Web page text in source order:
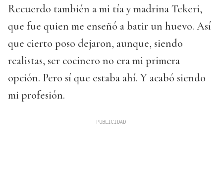
Recuerdo también a mi tía y madrina Tekeri,
que fue quien me enseñó a batir un huevo. Así
que cierto poso dejaron, aunque, siendo
realistas, ser cocinero no era mi primera
opción. Pero sí que estaba ahí. Y acabó siendo
mi profesión.